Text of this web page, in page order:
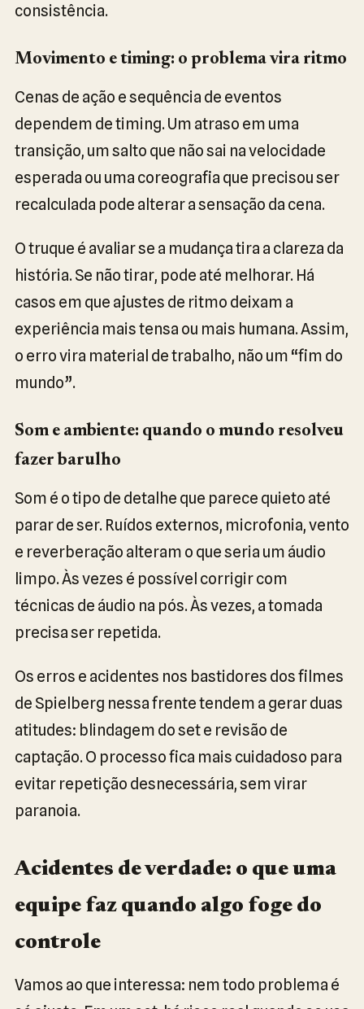
consistência.
Movimento e timing: o problema vira ritmo
Cenas de ação e sequência de eventos
dependem de timing. Um atraso em uma
transição, um salto que não sai na velocidade
esperada ou uma coreografia que precisou ser
recalculada pode alterar a sensação da cena.
O truque é avaliar se a mudança tira a clareza da
história. Se não tirar, pode até melhorar. Há
casos em que ajustes de ritmo deixam a
experiência mais tensa ou mais humana. Assim,
o erro vira material de trabalho, não um “fim do
mundo”.
Som e ambiente: quando o mundo resolveu
fazer barulho
Som é o tipo de detalhe que parece quieto até
parar de ser. Ruídos externos, microfonia, vento
e reverberação alteram o que seria um áudio
limpo. Às vezes é possível corrigir com
técnicas de áudio na pós. Às vezes, a tomada
precisa ser repetida.
Os erros e acidentes nos bastidores dos filmes
de Spielberg nessa frente tendem a gerar duas
atitudes: blindagem do set e revisão de
captação. O processo fica mais cuidadoso para
evitar repetição desnecessária, sem virar
paranoia.
Acidentes de verdade: o que uma
equipe faz quando algo foge do
controle
Vamos ao que interessa: nem todo problema é